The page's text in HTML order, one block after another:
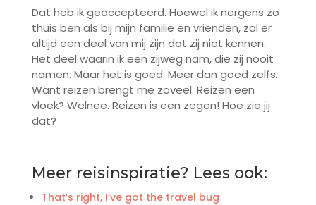
Dat heb ik geaccepteerd. Hoewel ik nergens zo
thuis ben als bij mijn familie en vrienden, zal er
altijd een deel van mij zijn dat zij niet kennen.
Het deel waarin ik een zijweg nam, die zij nooit
namen. Maar het is goed. Meer dan goed zelfs.
Want reizen brengt me zoveel. Reizen een
vloek? Welnee. Reizen is een zegen! Hoe zie jij
dat?
Meer reisinspiratie? Lees ook:
That’s right, I’ve got the travel bug